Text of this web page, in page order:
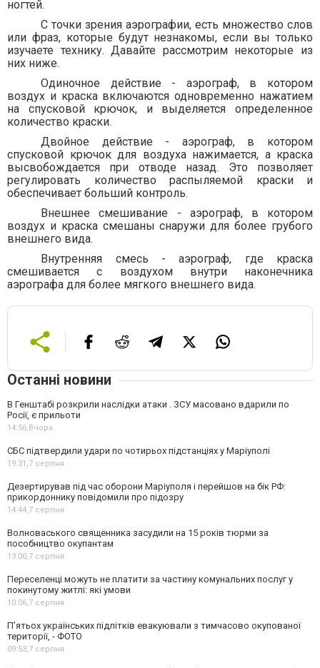
ногтей.
С точки зрения аэрографии, есть множество слов
или фраз, которые будут незнакомы, если вы только
изучаете технику. Давайте рассмотрим некоторые из
них ниже.
Одиночное действие - аэрограф, в котором
воздух и краска включаются одновременно нажатием
на спусковой крючок, и выделяется определенное
количество краски.
Двойное действие - аэрограф, в котором
спусковой крючок для воздуха нажимается, а краска
высвобождается при отводе назад. Это позволяет
регулировать количество распыляемой краски и
обеспечивает больший контроль.
Внешнее смешивание - аэрограф, в котором
воздух и краска смешаны снаружи для более грубого
внешнего вида.
Внутренняя смесь - аэрограф, где краска
смешивается с воздухом внутри наконечника
аэрографа для более мягкого внешнего вида.
Останні новини
В Генштабі розкрили наслідки атаки . ЗСУ масовано вдарили по
Росії, є прильоти
14:56,Вчора
СБС підтвердили удари по чотирьох підстанціях у Маріуполі
19:31,7 серпня
Дезертирував під час оборони Маріуполя і перейшов на бік РФ:
прикордоннику повідомили про підозру
14:44,7 серпня
Волноваського священника засудили на 15 років тюрми за
пособництво окупантам
13:00,7 серпня
Переселенці можуть не платити за частину комунальних послуг у
покинутому житлі: які умови
10:06,7 серпня
П’ятьох українських підлітків евакуювали з тимчасово окупованої
території, - ФОТО
09:53,7 серпня